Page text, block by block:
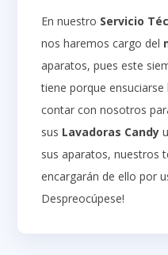
En nuestro Servicio
nos haremos cargo del
aparatos, pues este
tiene porque
contar con nosotros
sus Lavadoras Candy
sus aparatos, nuestros
encargarán de ello por
Despreocúpese!